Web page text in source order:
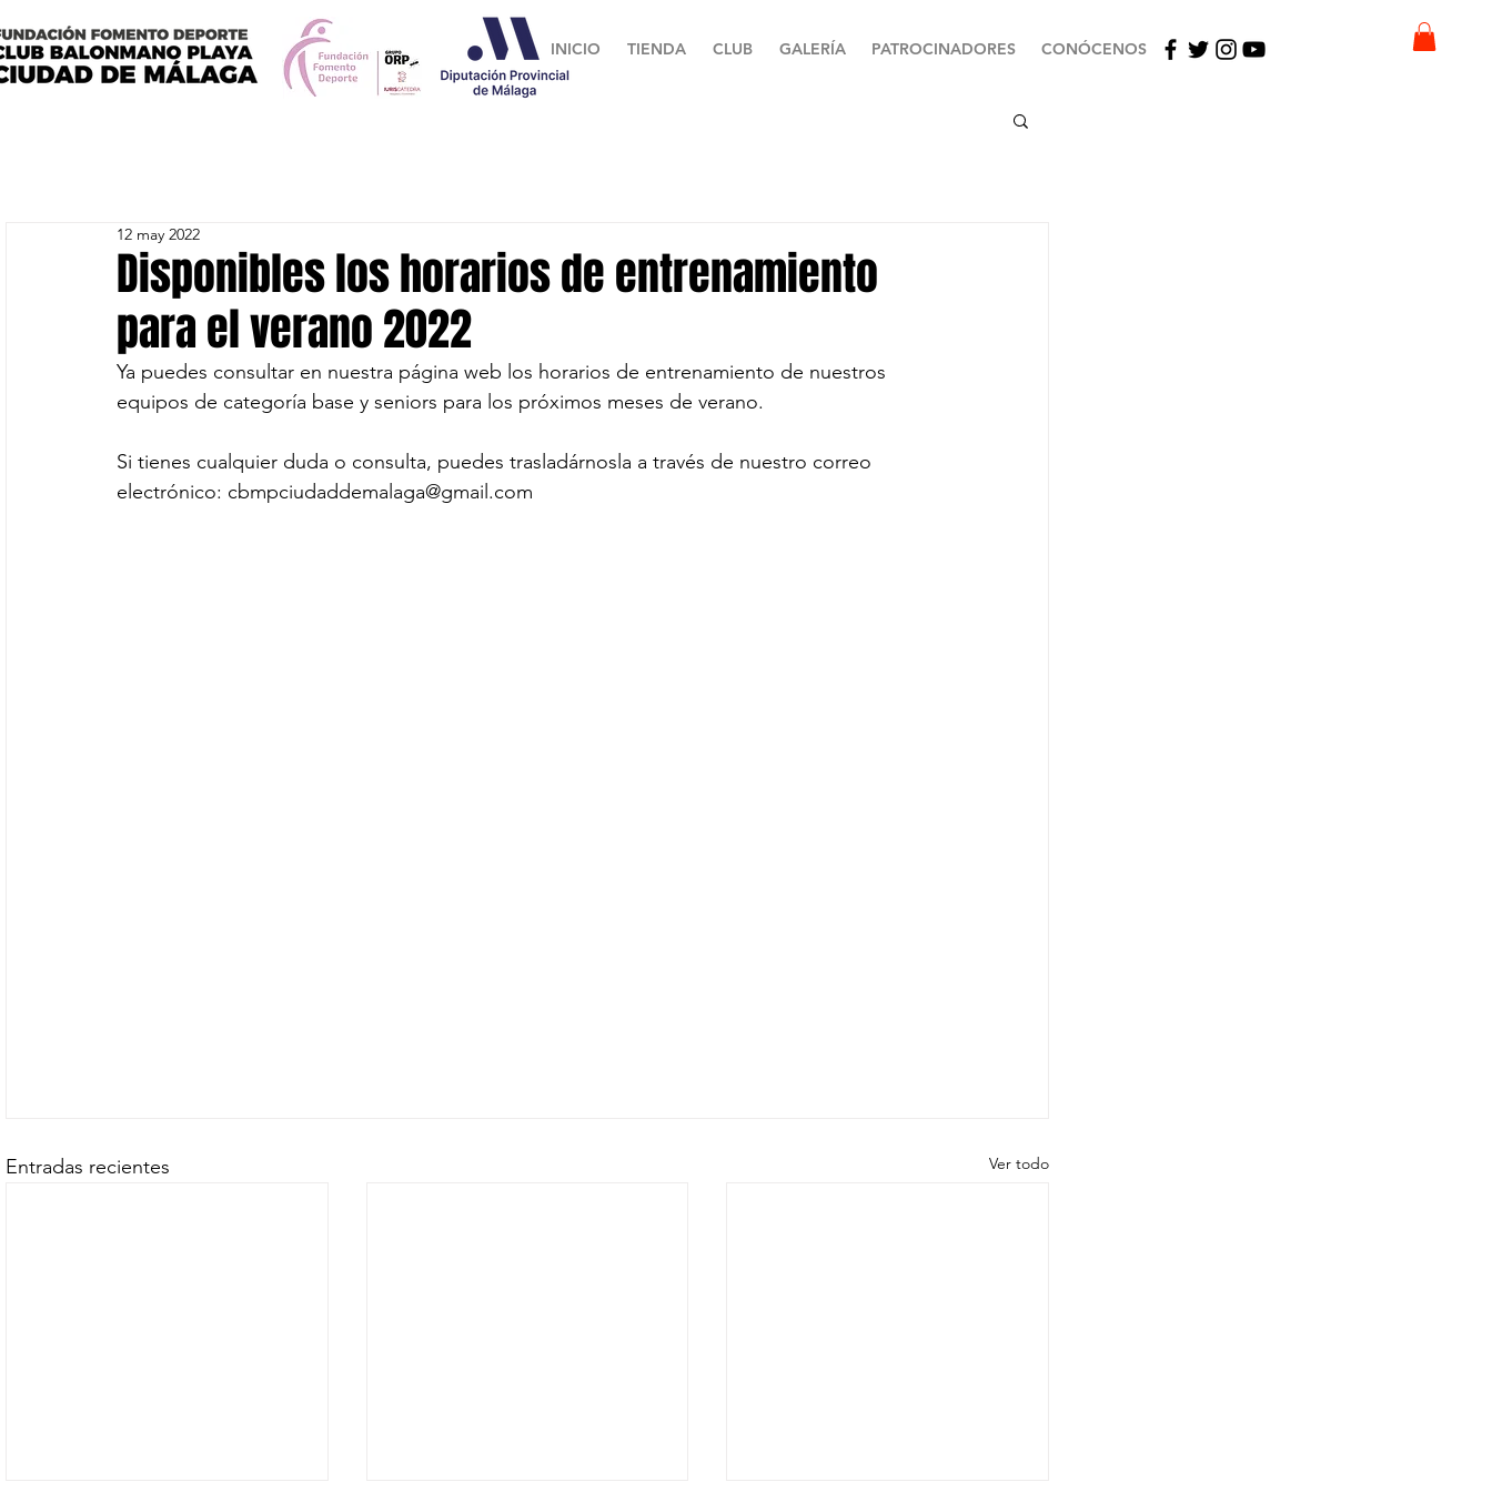
INICIO TIENDA CLUB GALERÍA PATROCINADORES CONÓCENOS
Disponibles los horarios de entrenamiento
para el verano 2022
12 may 2022
Ya puedes consultar en nuestra página web los horarios de entrenamiento de nuestros
equipos de categoría base y seniors para los próximos meses de verano.
Si tienes cualquier duda o consulta, puedes trasladárnosla a través de nuestro correo
electrónico: cbmpciudaddemalaga@gmail.com
Entradas recientes Ver todo